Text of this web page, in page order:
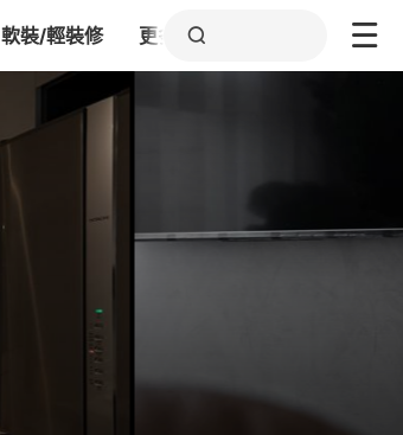
軟裝/輕裝修 更多